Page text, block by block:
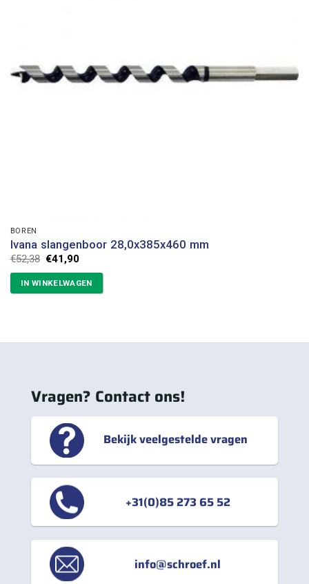
BOREN
Ivana slangenboor 28,0x385x460 mm
€52,38 Oorspronkelijke
was:
€52,38.
€41,90Huidige
is:
€41,90.
IN WINKELWAGEN
Vragen? Contact ons!
Bekijk veelgestelde vragen
+31(0)85 273 65 52
info@schroef.nl